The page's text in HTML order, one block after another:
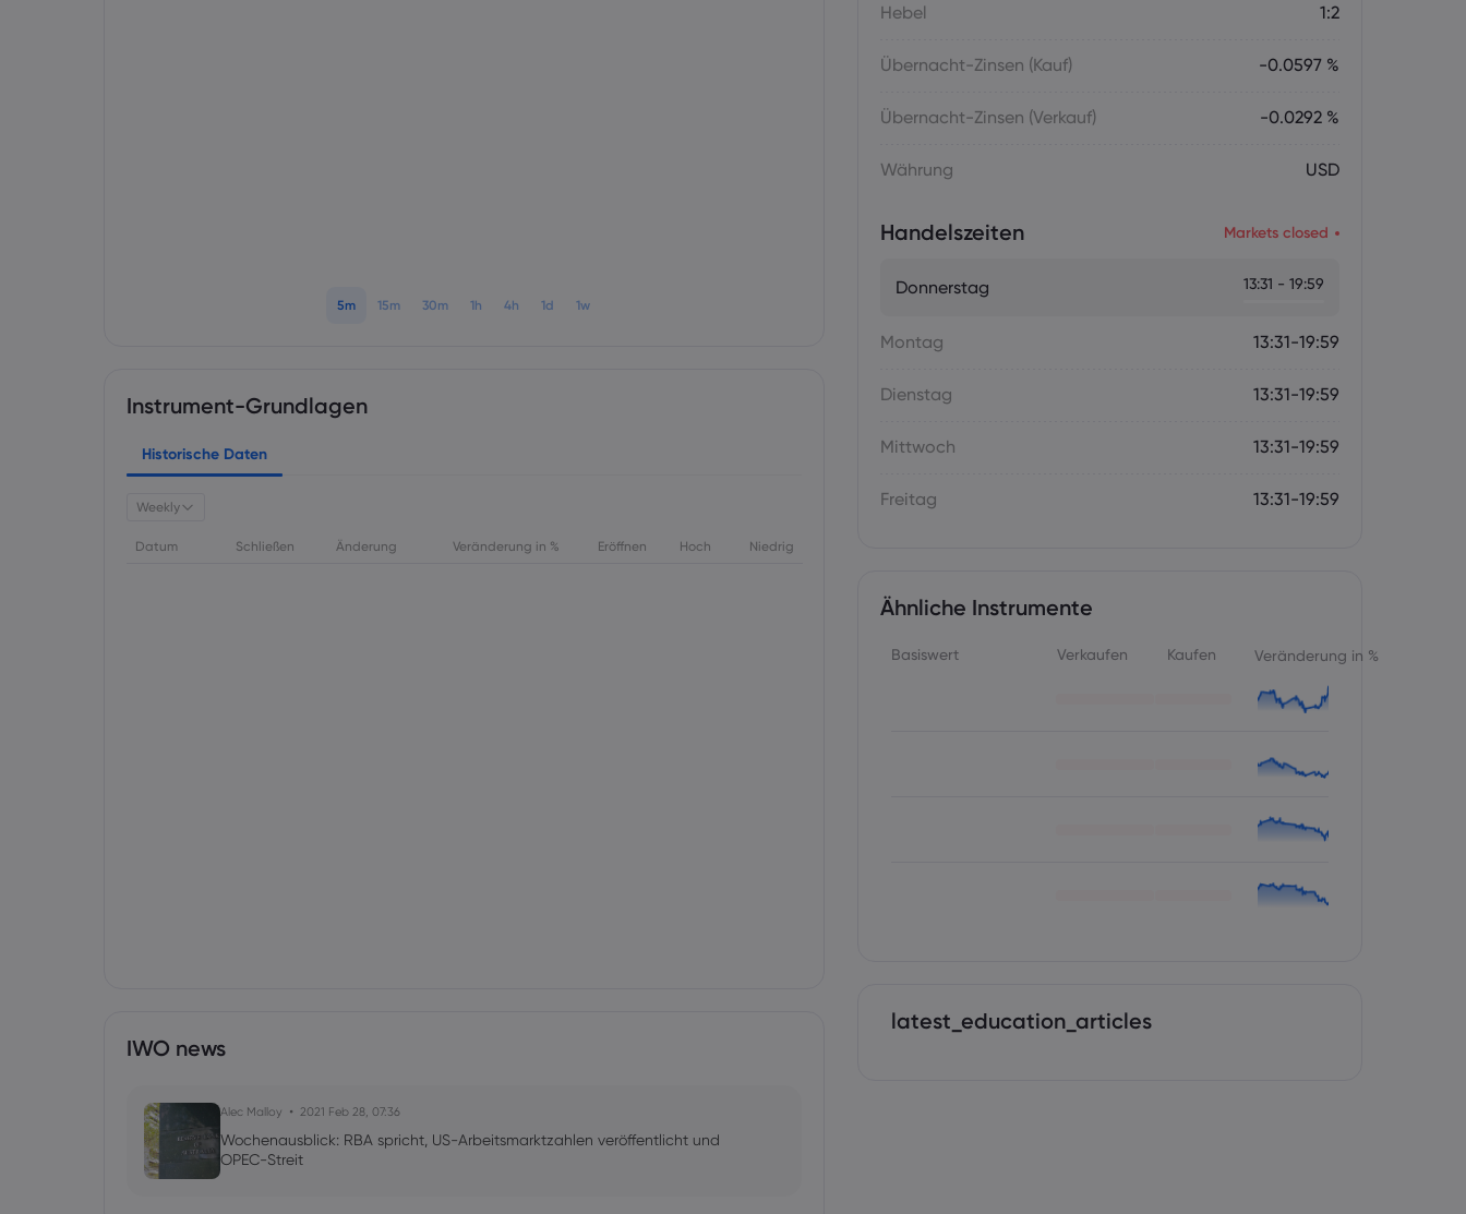
5m 15m 30m 1h 4h 1d 1w
Instrument-Grundlagen
Historische Daten
Weekly
Datum Schließen Änderung Veränderung in % Eröffnen Hoch Niedrig
IWO news
Alec Malloy 2021 Feb 28, 07:36
Wochenausblick: RBA spricht, US-Arbeitsmarktzahlen veröffentlicht und
OPEC-Streit
Hebel 1:2
Übernacht-Zinsen (Kauf) -0.0597 %
Übernacht-Zinsen (Verkauf) -0.0292 %
Währung USD
Handelszeiten Markets closed
Donnerstag 13:31 - 19:59
Montag 13:31-19:59
Dienstag 13:31-19:59
Mittwoch 13:31-19:59
Freitag 13:31-19:59
Ähnliche Instrumente
Basiswert Verkaufen Kaufen Veränderung in %
latest_education_articles